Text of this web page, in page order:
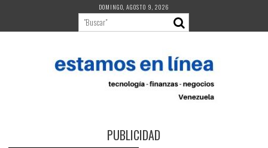
contenido
DOMINGO, AGOSTO 9, 2026
PUBLICIDAD